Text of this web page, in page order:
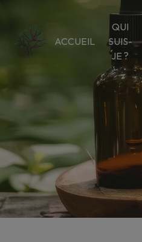
ACCUEIL
QUI
SUIS-
JE ?
Panneau de gestion des cookies